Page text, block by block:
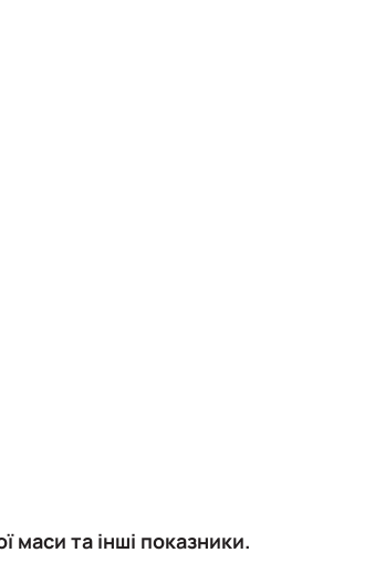
маси та інші показники.